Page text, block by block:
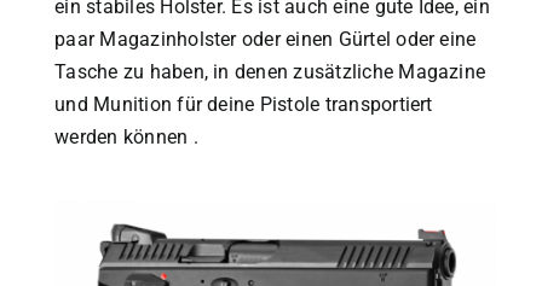
ein stabiles Holster. Es ist auch eine gute Idee, ein
paar Magazinholster oder einen Gürtel oder eine
Tasche zu haben, in denen zusätzliche Magazine
und Munition für deine Pistole transportiert
werden können .